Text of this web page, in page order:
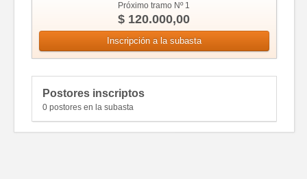
Próximo tramo Nº 1
$ 120.000,00
Inscripción a la subasta
Postores inscriptos
0 postores en la subasta